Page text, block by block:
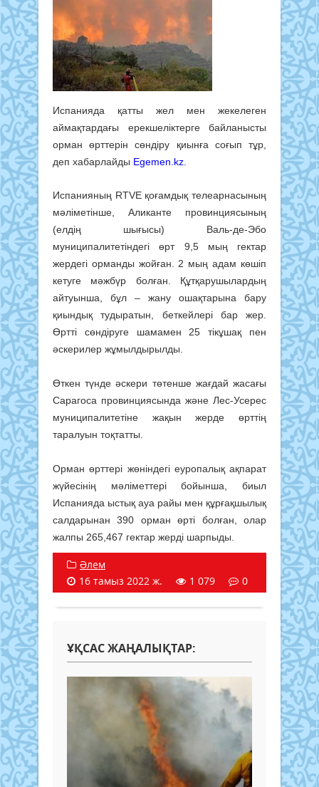
Испанияда қатты жел мен жекелеген
аймақтардағы ерекшеліктерге байланысты
орман өрттерін сөндіру қиынға соғып тұр,
деп хабарлайды Egemen.kz.
Испанияның RTVE қоғамдық телеарнасының
мәліметінше, Аликанте провинциясының
(елдің шығысы) Валь-де-Эбо
муниципалитетіндегі өрт 9,5 мың гектар
жердегі орманды жойған. 2 мың адам көшіп
кетуге мәжбүр болған. Құтқарушылардың
айтуынша, бұл – жану ошақтарына бару
қиындық тудыратын, беткейлері бар жер.
Өртті сөндіруге шамамен 25 тікұшақ пен
әскерилер жұмылдырылды.
Өткен түнде әскери төтенше жағдай жасағы
Сарагоса провинциясында және Лес-Усерес
муниципалитетіне жақын жерде өрттің
таралуын тоқтатты.
Орман өрттері жөніндегі еуропалық ақпарат
жүйесінің мәліметтері бойынша, биыл
Испанияда ыстық ауа райы мен құрғақшылық
салдарынан 390 орман өрті болған, олар
жалпы 265,467 гектар жерді шарпыды.
Әлем
16 тамыз 2022 ж.
1 079 0
ҰҚСАС ЖАҢАЛЫҚТАР: